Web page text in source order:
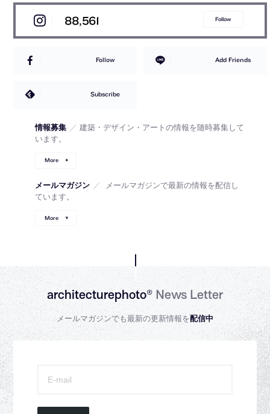
88,561 Follow
Follow Add Friends
Subscribe
情報募集 ／ 建築・デザイン・アートの情報を随時募集して
います。
More
メールマガジン ／
メールマガジンで最新の情報を配信し
ています。
More
architecturephoto®News Letter
メールマガジンでも最新の更新情報を配信中